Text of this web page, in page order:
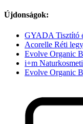
Újdonságok:
GYADA Tisztító
Acorelle Réti
Evolve Organic
i+m
Evolve Organic